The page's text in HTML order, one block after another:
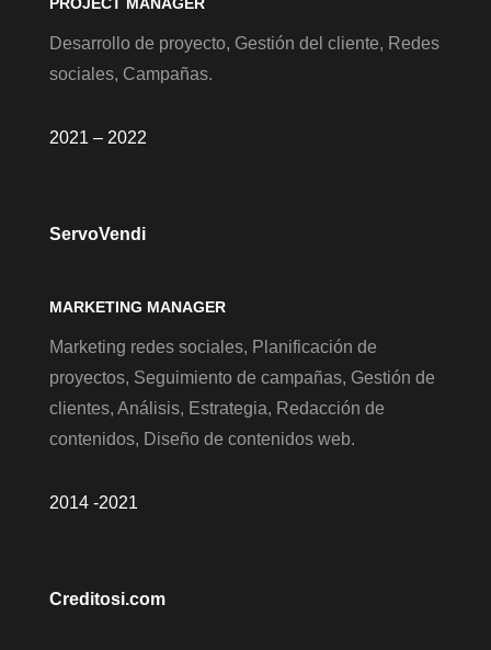
PROJECT MANAGER
Desarrollo de proyecto, Gestión del cliente, Redes
sociales, Campañas.
2021 – 2022
ServoVendi
MARKETING MANAGER
Marketing redes sociales, Planificación de
proyectos, Seguimiento de campañas, Gestión de
clientes, Análisis, Estrategia, Redacción de
contenidos, Diseño de contenidos web.
2014 -2021
Creditosi.com